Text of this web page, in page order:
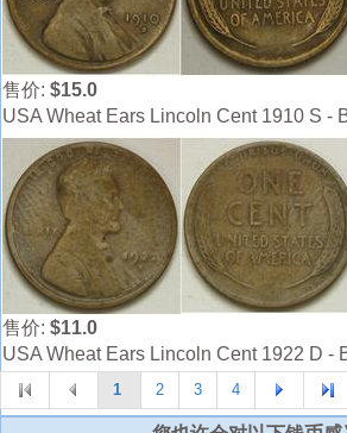
售价: $15.0
USA Wheat Ears Lincoln Cent 1910 S -
售价: $11.0
USA Wheat Ears Lincoln Cent 1922 D -
1 2 3 4